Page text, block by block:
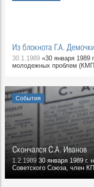
Из блокнота Г.А.
30.1.1989 «30 января 1989
молодежных проблем
События
Скончался С.А. Иванов
1.2.1989 30 января 1989 г.
Советского Союза, член